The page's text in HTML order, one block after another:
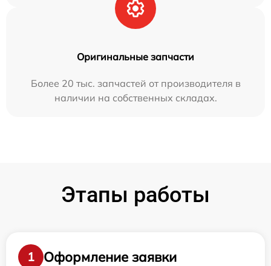
Оригинальные запчасти
Более 20 тыс. запчастей от производителя в
наличии на собственных складах.
Этапы работы
1
Оформление заявки